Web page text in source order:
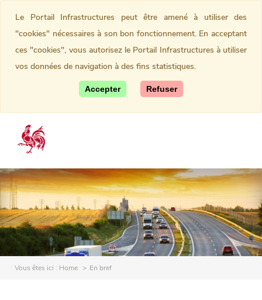
Vous êtes ici : Home En bref
Le Portail Infrastructures peut être amené à utiliser des
"cookies" nécessaires à son bon fonctionnement. En acceptant
ces "cookies", vous autorisez le Portail Infrastructures à utiliser
vos données de navigation à des fins statistiques.
Accepter Refuser